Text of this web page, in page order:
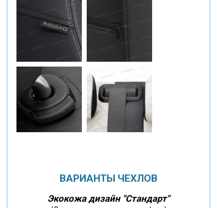
ВАРИАНТЫ ЧЕХЛОВ
Экокожа дизайн "Стандарт"